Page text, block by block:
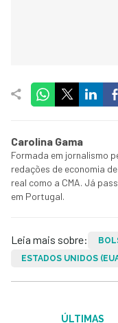
Carolina Gama
Formada em jornalismo
redações de economia
real como a CMA. Já
em Portugal.
Leia mais sobre:
ESTADOS UNIDOS
ÚLTIMAS